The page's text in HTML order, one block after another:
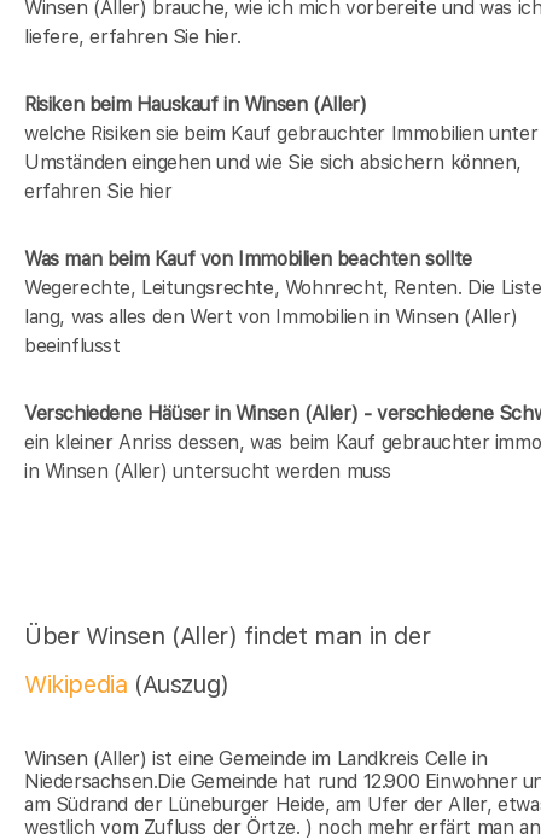
Winsen (Aller) brauche, wie ich mich vorbereite und was
liefere, erfahren Sie hier.
Risiken beim Hauskaufin Winsen (Aller)
welche Risiken sie beim Kauf gebrauchter Immobilien unter
Umständen eingehen und wie Sie sich absichern können,
erfahren Sie hier
Was man beim Kauf von Immobilien beachten sollte
Wegerechte, Leitungsrechte, Wohnrecht, Renten. Die
lang, was alles den Wert von Immobilien in Winsen (Aller)
beeinflusst
Verschiedene Häüser in Winsen (Aller) - verschiedene
ein kleiner Anriss dessen, was beim Kauf gebrauchter
in Winsen (Aller) untersucht werden muss
Über Winsen (Aller) findet man in der
Wikipedia (Auszug)
Winsen (Aller) ist eine Gemeinde im Landkreis Celle in
Niedersachsen.Die Gemeinde hat rund 12.900 Einwohner
am Südrand der Lüneburger Heide, am Ufer der Aller,
westlich vom Zufluss der Örtze. ) noch mehr erfärt man